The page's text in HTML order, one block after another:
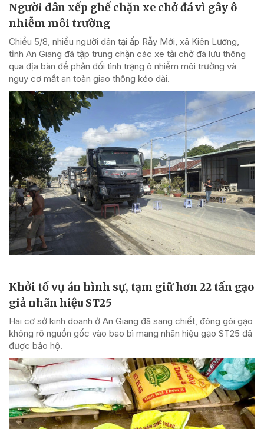
Người dân xếp ghế chặn xe chở đá vì gây ô
nhiễm môi trường
Chiều 5/8, nhiều người dân tại ấp Rẫy Mới, xã Kiên Lương,
tỉnh An Giang đã tập trung chặn các xe tải chở đá lưu thông
qua địa bàn để phản đối tình trạng ô nhiễm môi trường và
nguy cơ mất an toàn giao thông kéo dài.
Khởi tố vụ án hình sự, tạm giữ hơn 22 tấn gạo
giả nhãn hiệu ST25
Hai cơ sở kinh doanh ở An Giang đã sang chiết, đóng gói gạo
không rõ nguồn gốc vào bao bì mang nhãn hiệu gạo ST25 đã
được bảo hộ.